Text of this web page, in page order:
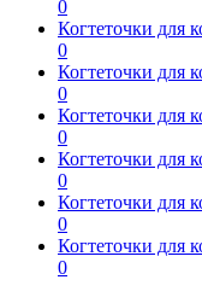
0
Когтеточки для
0
Когтеточки для
0
Когтеточки для
0
Когтеточки для
0
Когтеточки для
0
Когтеточки для
0